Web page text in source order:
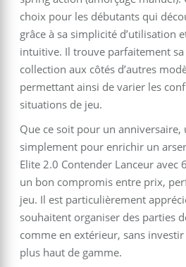
choix pour les débutants qui
grâce à sa simplicité d’utilisation
intuitive. Il trouve parfaitement sa
collection aux côtés d’autres
permettant ainsi de varier les
situations de jeu.
Que ce soit pour un anniversaire,
simplement pour enrichir un
Elite 2.0 Contender Lanceur avec
un bon compromis entre prix,
jeu. Il est particulièrement
souhaitent organiser des parties
comme en extérieur, sans
plus haut de gamme.